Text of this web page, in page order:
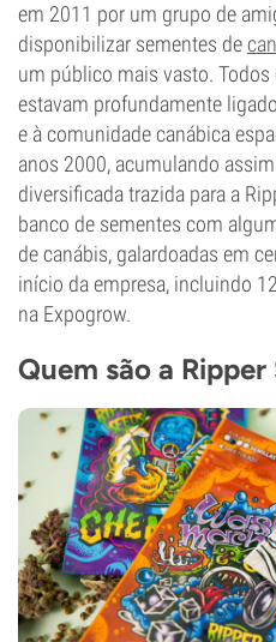
em 2011 por um grupo de
disponibilizar sementes de
um público mais vasto.
estavam profundamente
e à comunidade canábica
anos 2000, acumulando
diversificada trazida para a
banco de sementes com
de canábis, galardoadas em
início da empresa, incluindo
na Expogrow.
Quem são a Ripper